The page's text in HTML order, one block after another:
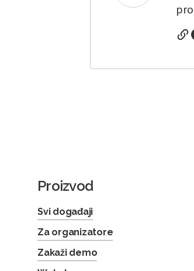
Proizvod
Svi događaji
Za organizatore
Zakaži demo